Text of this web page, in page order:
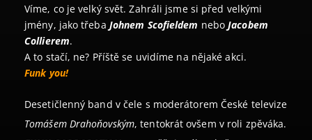
Víme, co je velký svět. Zahráli jsme si před velkými
jmény, jako třeba Johnem Scofieldem neboJacobem
Collierem.
A to stačí, ne? Příště se uvidíme na nějaké akci.
Funk you!
Desetičlenný band v čele s moderátorem České televize
Tomášem Drahoňovským, tentokrát ovšem v roli zpěváka.